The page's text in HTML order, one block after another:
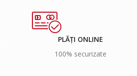
PLĂȚI ONLINE
100% securizate